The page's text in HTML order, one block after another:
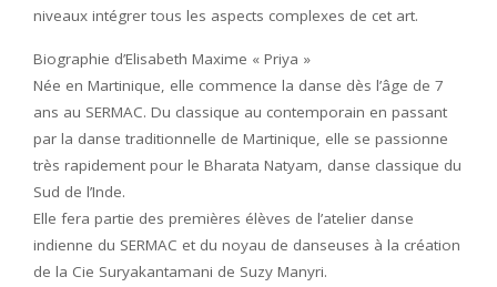
niveaux intégrer tous les aspects complexes de cet art.
Biographie d’Elisabeth Maxime « Priya »
Née en Martinique, elle commence la danse dès l’âge de 7
ans au SERMAC. Du classique au contemporain en passant
par la danse traditionnelle de Martinique, elle se passionne
très rapidement pour le Bharata Natyam, danse classique du
Sud de l’Inde.
Elle fera partie des premières élèves de l’atelier danse
indienne du SERMAC et du noyau de danseuses à la création
de la Cie Suryakantamani de Suzy Manyri.